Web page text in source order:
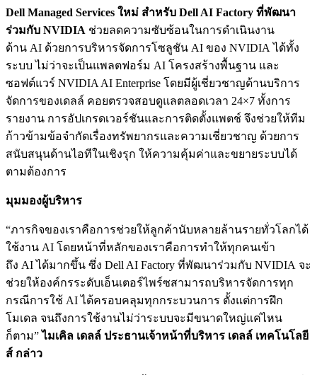
Dell Managed Services ใหม่ สำหรับ Dell AI Factory ที่พัฒนา
ร่วมกับ NVIDIA ช่วยลดความซับซ้อนในการดำเนินงาน
ด้าน AI ด้วยการบริหารจัดการโซลูชัน AI ของ NVIDIA ได้ทั้ง
ระบบ ไม่ว่าจะเป็นแพลตฟอร์ม AI โครงสร้างพื้นฐาน และ
ซอฟต์แวร์ NVIDIA AI Enterprise โดยมีผู้เชี่ยวชาญด้านบริการ
จัดการของเดลล์ คอยตรวจสอบดูแลตลอดเวลา 24×7 ทั้งการ
รายงาน การอัปเกรดเวอร์ชันและการติดตั้งแพตช์ จึงช่วยให้ทีม
ก้าวข้ามข้อจำกัดเรื่องทรัพยากรและความเชี่ยวชาญ ด้วยการ
สนับสนุนด้านไอทีในเชิงรุก ให้ความคุ้มค่าและขยายระบบได้
ตามต้องการ
มุมมองผู้บริหาร
“ภารกิจของเราคือการช่วยให้ลูกค้านับหลายล้านรายทั่วโลกได้
ใช้งาน AI โดยหน้าที่หลักของเราคือการทำให้ทุกคนเข้า
ถึง AI ได้มากขึ้น ซึ่ง Dell AI Factory ที่พัฒนาร่วมกับ NVIDIA จะ
ช่วยให้องค์กรระดับเอ็นเตอร์ไพร์ซสามารถบริหารจัดการทุก
กรณีการใช้ AI ได้ครอบคลุมทุกกระบวนการ ตั้งแต่การฝึก
โมเดล จนถึงการใช้งานไม่ว่าระบบจะมีขนาดใหญ่แค่ไหน
ก็ตาม”ไมเคิล เดลล์ ประธานเจ้าหน้าที่บริหาร เดลล์ เทคโนโลยี
ส์ กล่าว